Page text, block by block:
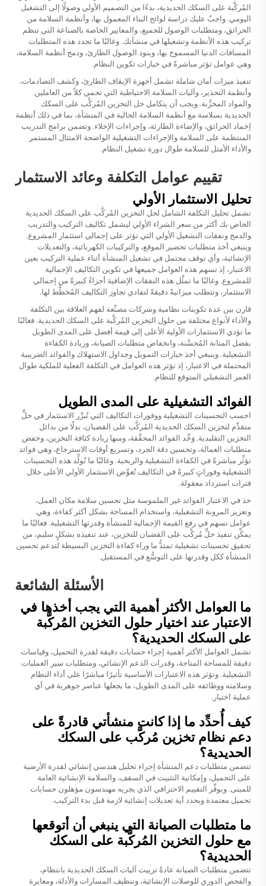
المُركَّبة على السكك الحديدية، بدءًا من التصميم الأولي وصولًا إلى التشغيل
اليومي. واجبٌ عليك دراسة لوائح البناء المعمول بها، وأنظمة السلامة من
الحرائق، ومتطلبات الوصول للجميع، والمعايير الخاصة بالصناعة التي تنظم
تركيب هذه الأنظمة وتشغيلها في منشأتك. وغالبًا ما تحدد هذه المتطلبات
المسافات الدنيا المسموح بها، وبنود الوصول الطارئ، ودمج أنظمة السلامة،
وهي عوامل تؤثر مباشرةً في خيارات تكوين النظام.
تنفيذ ميزات أمان شاملة تشمل أجهزة الإيقاف الطارئ، وكشف التصادمات،
وأنظمة التحذير، وآليات السلامة الاحتياطية التي تحمي كلاً من العاملين
والمواد المخزَّنة. ويجب أن يتكامل حل التخزين المُركَّب على السكك
الحديدية بسلاسة مع أنظمة السلامة الحالية في المنشأة، بما في ذلك أنظمة
إخماد الحرائق، والإضاءة الطارئة، وإجراءات الإخلاء. وتضمن برامج التدريب
المنتظمة على السلامة والإجراءات التشغيلية الواضحة الامتثال المستمر
والأداء الأمثل للسلامة طوال دورة تشغيل النظام.
تقييم عوامل التكلفة وعائد الاستثمار
تحليل الاستثمار الأولي
تشمل تحليل التكلفة الشامل لحل التخزين المُركَّب على السكك الحديدية
الخاص بك أكثر من سعر الشراء الأولي ليشمل تكاليف التركيب والتدريب
والدمج ونفقات التشغيل الأولي التي تؤثر على إجمالي استثمار المشروع.
وينبغي أخذ متطلبات تحضير الموقع، والتركيبات الكهربائية، والتعديلات
الإنشائية، وأي توقف محتمل في تشغيل المنشأة أثناء عملية التركيب بعين
الاعتبار، إذ تسهم هذه العوامل جميعها في تكوين التكاليف الإجمالية
للمشروع. وغالبًا ما تمثِّل هذه النفقات الإضافية أجزاءً كبيرةً من إجمالي
الاستثمار، وتتطلب ميزانيةً دقيقةً لتفادي تجاوز التكاليف المُخطَّط لها.
قارن بين عدة تكوينات نظامية وشركات مصنِّعة لفهم العلاقة بين التكلفة
والأداء لأنواع مختلفة من حلول التخزين المُركَّبة على السكك الحديدية. فغالبًا
ما تؤدي الاستثمارات الأولية الأعلى إلى قيمة أفضل على المدى الطويل
بفضل المتانة المُحسَّنة، وانخفاض متطلبات الصيانة، وزيادة الكفاءة
التشغيلية. وينبغي أخذ خيارات التمويل وجداول الاستهلاك والفوائد الضريبية
المحتملة في الاعتبار، إذ تؤثر هذه العوامل في التكلفة الفعلية للملكية طوال
العمر التشغيلي المتوقع للنظام.
الفوائد التشغيلية على المدى الطويل
احسب التحسينات التشغيلية ووفورات التكاليف التي تُبرِّر الاستثمار في حلٍّ
متقدِّم لتخزين السكك الحديدية المُركَّب على القضبان، بدلًا من بدائل
التخزين التقليدية. وَحِّد الفوائد المحقَّقة، ومنها زيادة كثافة التخزين، وخفض
متطلبات العمالة، وتحسين دقة الجرد، وتسريع أوقات الاسترجاع، وهي فوائد
تؤثِّر مباشرةً في الكفاءة التشغيلية والربحية. وغالبًا ما تُولِّد هذه التحسينات
التشغيلية وفوراتٍ كبيرةً في التكاليف تُعوِّض الاستثمار الأولي الأعلى خلال
فترات استرداد معقولة.
خذ في الاعتبار الفوائد غير الملموسة مثل تحسين سلامة مكان العمل،
وتعزيز المرونة التشغيلية، واستخدام المساحة بشكل أكثر كفاءة، وهي
عوامل تسهم في رفع القيمة الإجمالية للمنشأة وقدرتها التشغيلية. فغالبًا ما
يمكِّن تنفيذ حلٍّ مُركَّب على القضبان للتخزين، عند تنفيذه بشكلٍ سليم، من
تحقيق تحسينات تشغيلية تمتدُّ ما وراء كفاءة التخزين البسيطة لتدعم تحسين
المنشأة ككل وقدرتها على التوسُّع في المستقبل.
الأسئلة الشائعة
ما العوامل الأكثر أهمية التي يجب أخذها في
الاعتبار عند اختيار حلول التخزين المُركَّبة
على السكك الحديدية؟
تشمل العوامل الأكثر أهمية إجراء حسابات دقيقة لقدرة التحميل، وقياسات
دقيقة للمساحة المتاحة، وقدرات الدعم الإنشائي، ومتطلبات سير العمليات
التشغيلية. وتؤثر هذه الاعتبارات الأساسية تأثيرًا مباشرًا على أداء النظام
وسلامته ووظائفه على المدى الطويل، ما يجعلها عناصر جوهرية في أي
عملية اختيار.
كيف أُحدِّد ما إذا كانت منشأتي قادرةً على
دعم نظام تخزين مُركَّب على السكك
الحديدية؟
تتضمن متطلبات دعم المنشأة إجراء تحليل هندسي إنشائي لقدرة الأرضية
على التحميل، وإمكانية التثبيت في السقف، والسلامة الإنشائية العامة
للمبنى. ويوفِّر التقييم الاحترافي الذي يجريه مهندسون مؤهلون حسابات
تحميل معتمدة ويحدد أية تعديلات إنشائية لازمة قبل بدء التركيب.
ما متطلبات الصيانة التي ينبغي أن أتوقعها
مع حلول التخزين المُركَّبة على السكك
الحديدية؟
تتضمن متطلبات الصيانة عادةً تزييت آليات السكك الحديدية بانتظام،
والفحص الدوري للوصلات الإنشائية، وتنظيف المسارات والأدلة، ومعايرة